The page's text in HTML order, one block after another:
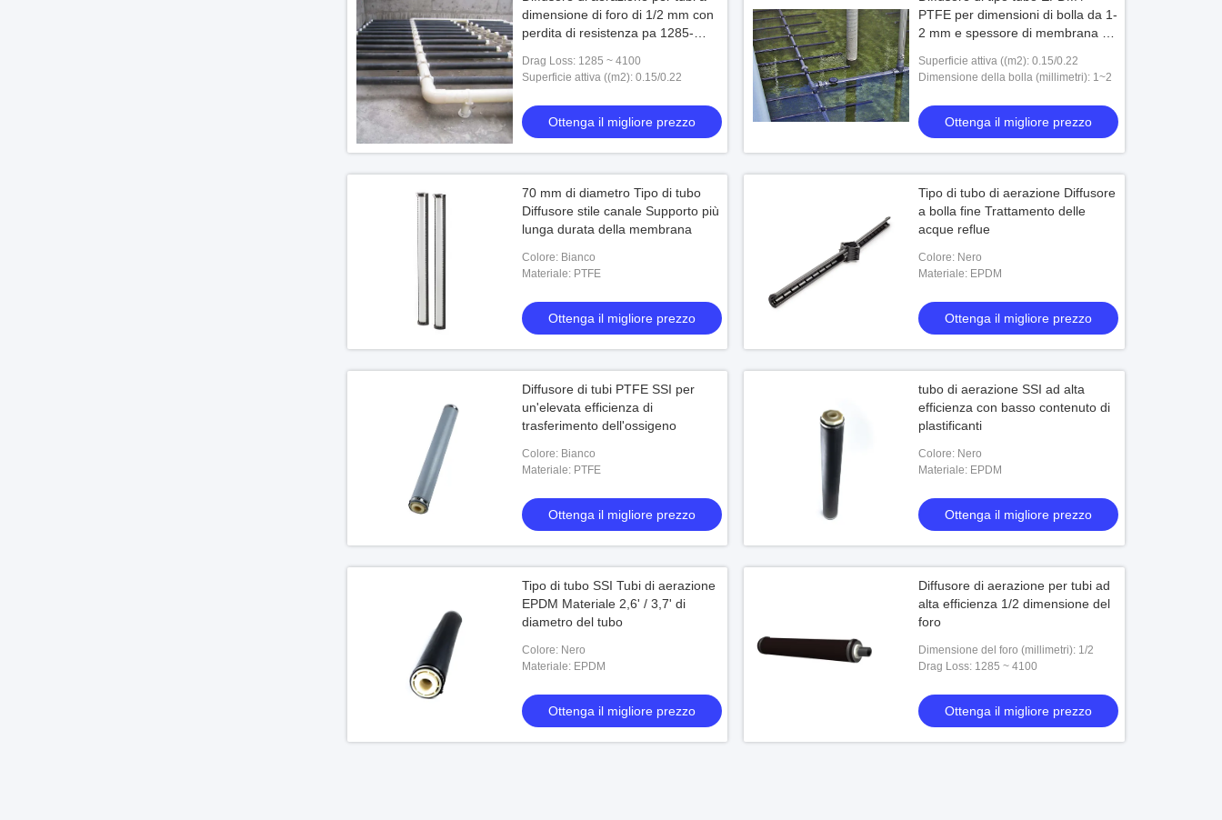
dimensione di foro di 1/2 mm con
perdita di resistenza pa 1285-
Drag Loss: 1285 ~ 4100
Superficie attiva ((m2): 0.15/0.22
Ottenga il migliore prezzo
PTFE per dimensioni di bolla da 1-
2 mm e spessore di membrana da
Superficie attiva ((m2): 0.15/0.22
Dimensione della bolla (millimetri): 1~2
Ottenga il migliore prezzo
70 mm di diametro Tipo di tubo
Diffusore stile canale Supporto più
lunga durata della membrana
Colore: Bianco
Materiale: PTFE
Ottenga il migliore prezzo
Tipo di tubo di aerazione Diffusore
a bolla fine Trattamento delle
acque reflue
Colore: Nero
Materiale: EPDM
Ottenga il migliore prezzo
Diffusore di tubi PTFE SSI per
un'elevata efficienza di
trasferimento dell'ossigeno
Colore: Bianco
Materiale: PTFE
Ottenga il migliore prezzo
tubo di aerazione SSI ad alta
efficienza con basso contenuto di
plastificanti
Colore: Nero
Materiale: EPDM
Ottenga il migliore prezzo
Tipo di tubo SSI Tubi di aerazione
EPDM Materiale 2,6' / 3,7' di
diametro del tubo
Colore: Nero
Materiale: EPDM
Ottenga il migliore prezzo
Diffusore di aerazione per tubi ad
alta efficienza 1/2 dimensione del
foro
Dimensione del foro (millimetri): 1/2
Drag Loss: 1285 ~ 4100
Ottenga il migliore prezzo